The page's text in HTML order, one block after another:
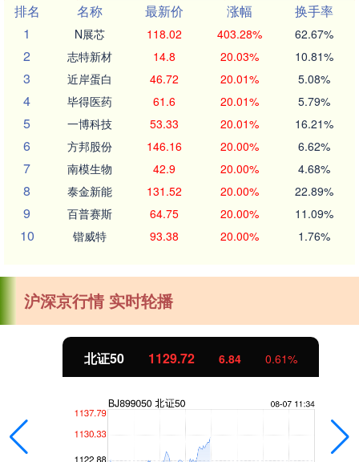
排名
名称 最新价 涨幅
换手率
1
N展芯 118.02 403.28% 62.67%
2 志特新材 14.8 20.03% 10.81%
3 近岸蛋白 46.72 20.01% 5.08%
4 毕得医药 61.6 20.01% 5.79%
5 一博科技 53.33 20.01% 16.21%
6 方邦股份 146.16 20.00% 6.62%
7 南模生物 42.9 20.00% 4.68%
8 泰金新能 131.52 20.00% 22.89%
9 百普赛斯 64.75 20.00% 11.09%
10 锴威特 93.38 20.00% 1.76%
沪深京行情 实时轮播
北证50 1129.72 6.84 0.61%